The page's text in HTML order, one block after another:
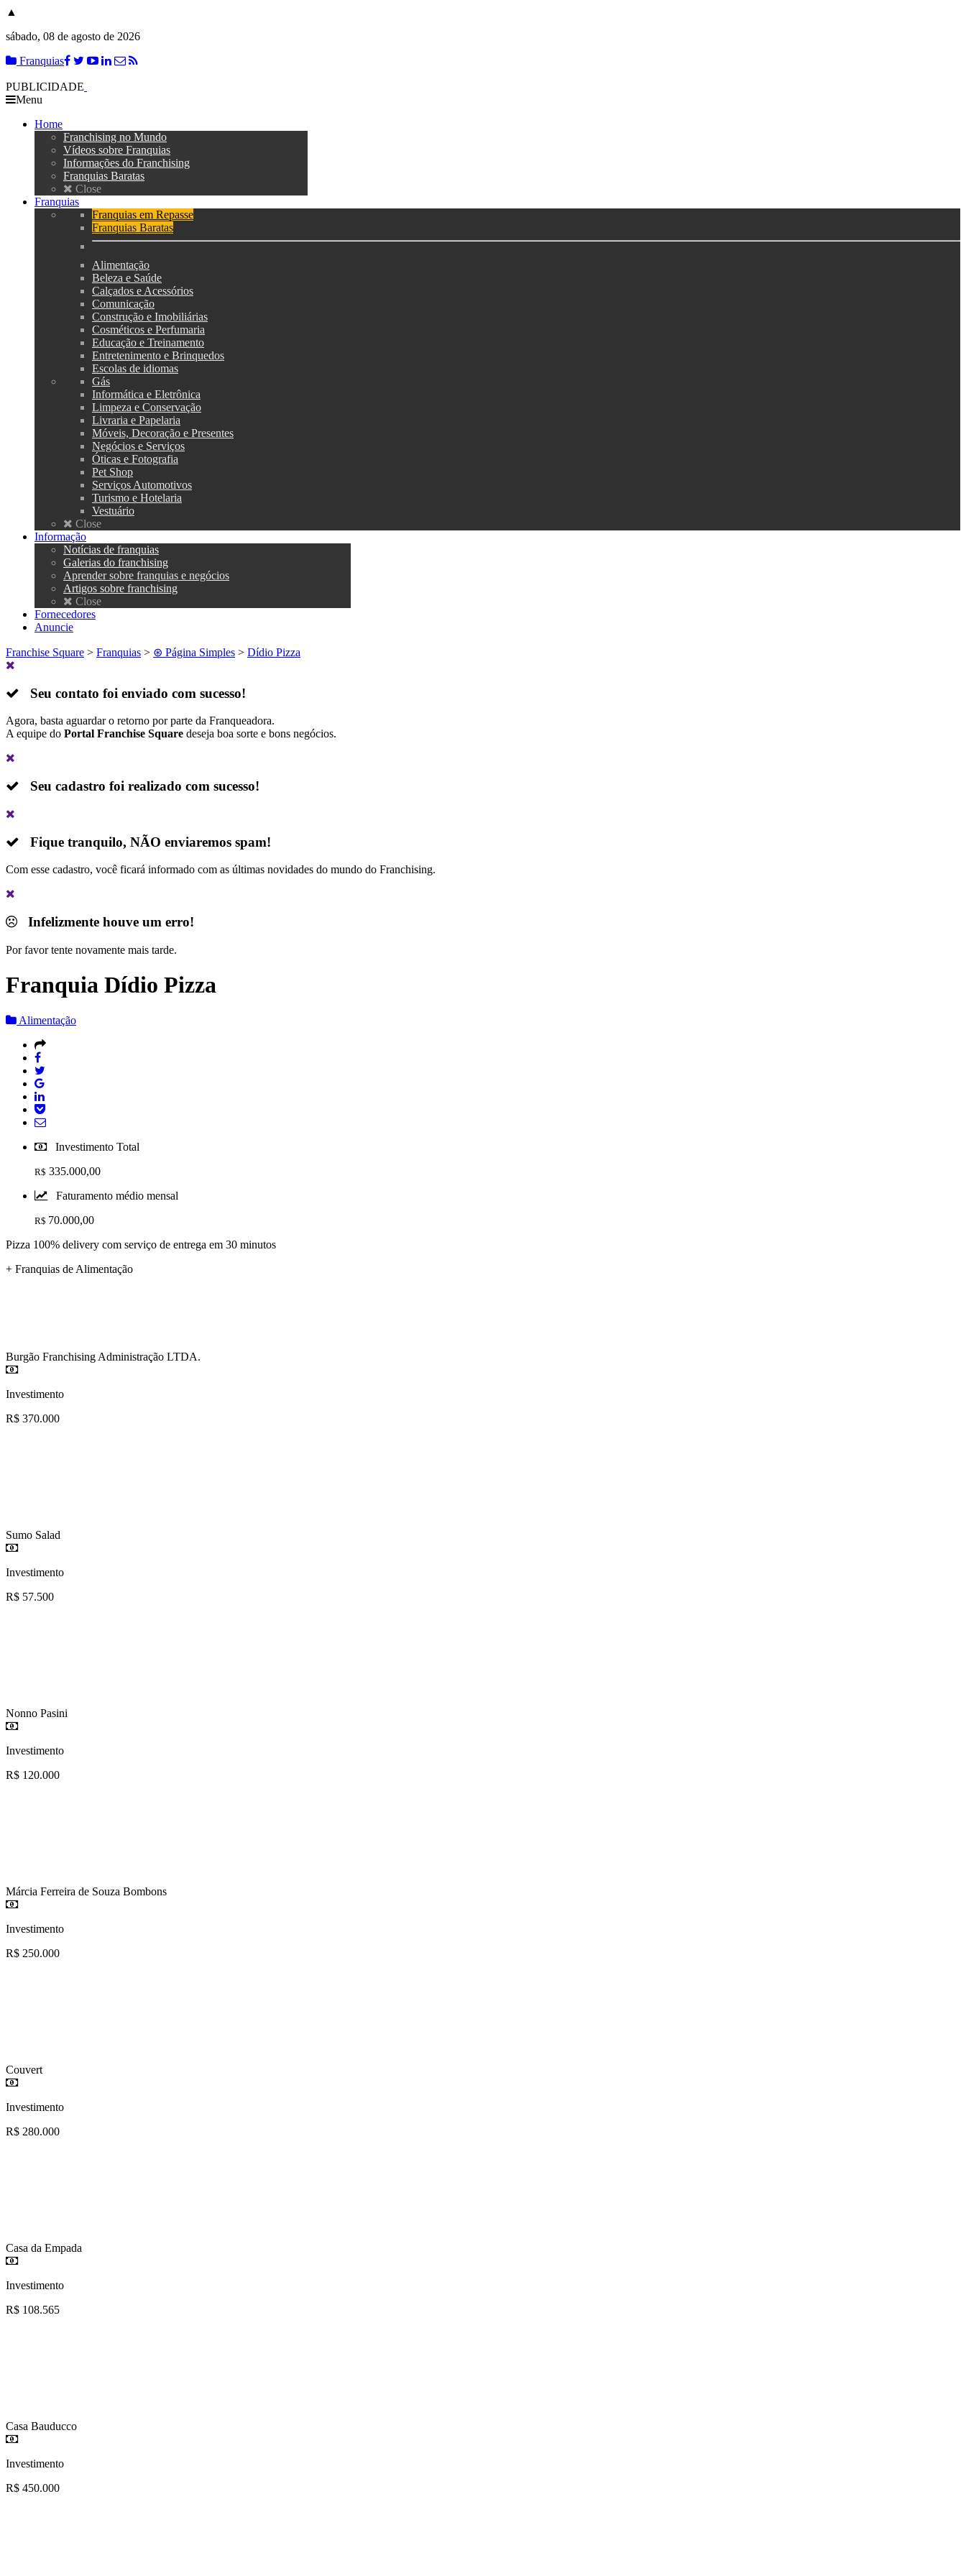
▲
sábado, 08 de agosto de 2026
Franquias
PUBLICIDADE
Menu
Home
Franchising no Mundo
Vídeos sobre Franquias
Informações do Franchising
Franquias Baratas
Close
Franquias
Franquias em Repasse
Franquias Baratas
Alimentação
Beleza e Saúde
Calçados e Acessórios
Comunicação
Construção e Imobiliárias
Cosméticos e Perfumaria
Educação e Treinamento
Entretenimento e Brinquedos
Escolas de idiomas
Gás
Informática e Eletrônica
Limpeza e Conservação
Livraria e Papelaria
Móveis, Decoração e Presentes
Negócios e Serviços
Óticas e Fotografia
Pet Shop
Serviços Automotivos
Turismo e Hotelaria
Vestuário
Close
Informação
Notícias de franquias
Galerias do franchising
Aprender sobre franquias e negócios
Artigos sobre franchising
Close
Fornecedores
Anuncie
Franchise Square > Franquias > ⊛ Página Simples > Dídio Pizza
Seu contato foi enviado com sucesso!
Agora, basta aguardar o retorno por parte da Franqueadora.
A equipe do Portal Franchise Square deseja boa sorte e bons negócios.
Seu cadastro foi realizado com sucesso!
Fique tranquilo, NÃO enviaremos spam!
Com esse cadastro, você ficará informado com as últimas novidades do mundo do Franchising.
Infelizmente houve um erro!
Por favor tente novamente mais tarde.
Franquia Dídio Pizza
Alimentação
Investimento Total
R$ 335.000,00
Faturamento médio mensal
R$ 70.000,00
Pizza 100% delivery com serviço de entrega em 30 minutos
+ Franquias de Alimentação
Burgão Franchising Administração LTDA.
Investimento
R$ 370.000
Sumo Salad
Investimento
R$ 57.500
Nonno Pasini
Investimento
R$ 120.000
Márcia Ferreira de Souza Bombons
Investimento
R$ 250.000
Couvert
Investimento
R$ 280.000
Casa da Empada
Investimento
R$ 108.565
Casa Bauducco
Investimento
R$ 450.000